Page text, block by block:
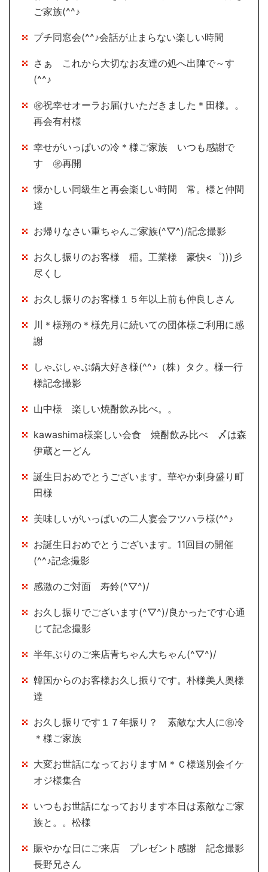
ご家族(^^♪
プチ同窓会(^^♪会話が止まらない楽しい時間
さぁ これから大切なお友達の処へ出陣で～す
(^^♪
㊗祝幸せオーラお届けいただきました＊田様。。
再会有村様
幸せがいっぱいの冷＊様ご家族 いつも感謝で
す ㊗再開
懐かしい同級生と再会楽しい時間 常。様と仲間
達
お帰りなさい重ちゃんご家族(^▽^)/記念撮影
お久し振りのお客様 稲。工業様 豪快<゜)))彡
尽くし
お久し振りのお客様１５年以上前も仲良しさん
川＊様翔の＊様先月に続いての団体様ご利用に感
謝
しゃぶしゃぶ鍋大好き様(^^♪（株）タク。様一行
様記念撮影
山中様 楽しい焼酎飲み比べ。。
kawashima様楽しい会食 焼酎飲み比べ 〆は森
伊蔵と一どん
誕生日おめでとうございます。華やか刺身盛り町
田様
美味しいがいっぱいの二人宴会フツハラ様(^^♪
お誕生日おめでとうございます。11回目の開催
(^^♪記念撮影
感激のご対面 寿鈴(^▽^)/
お久し振りでございます(^▽^)/良かったです心通
じて記念撮影
半年ぶりのご来店青ちゃん大ちゃん(^▽^)/
韓国からのお客様お久し振りです。朴様美人奥様
達
お久し振りです１７年振り？ 素敵な大人に㊗冷
＊様ご家族
大変お世話になっておりますＭ＊Ｃ様送別会イケ
オジ様集合
いつもお世話になっております本日は素敵なご家
族と。。松様
賑やかな日にご来店 プレゼント感謝 記念撮影
長野兄さん